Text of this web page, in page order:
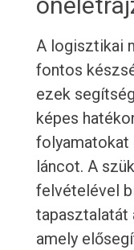
A logisztikai
fontos
ezek
képes
folyamatokat
láncot. A
felvételével
tapasztalatát
amely